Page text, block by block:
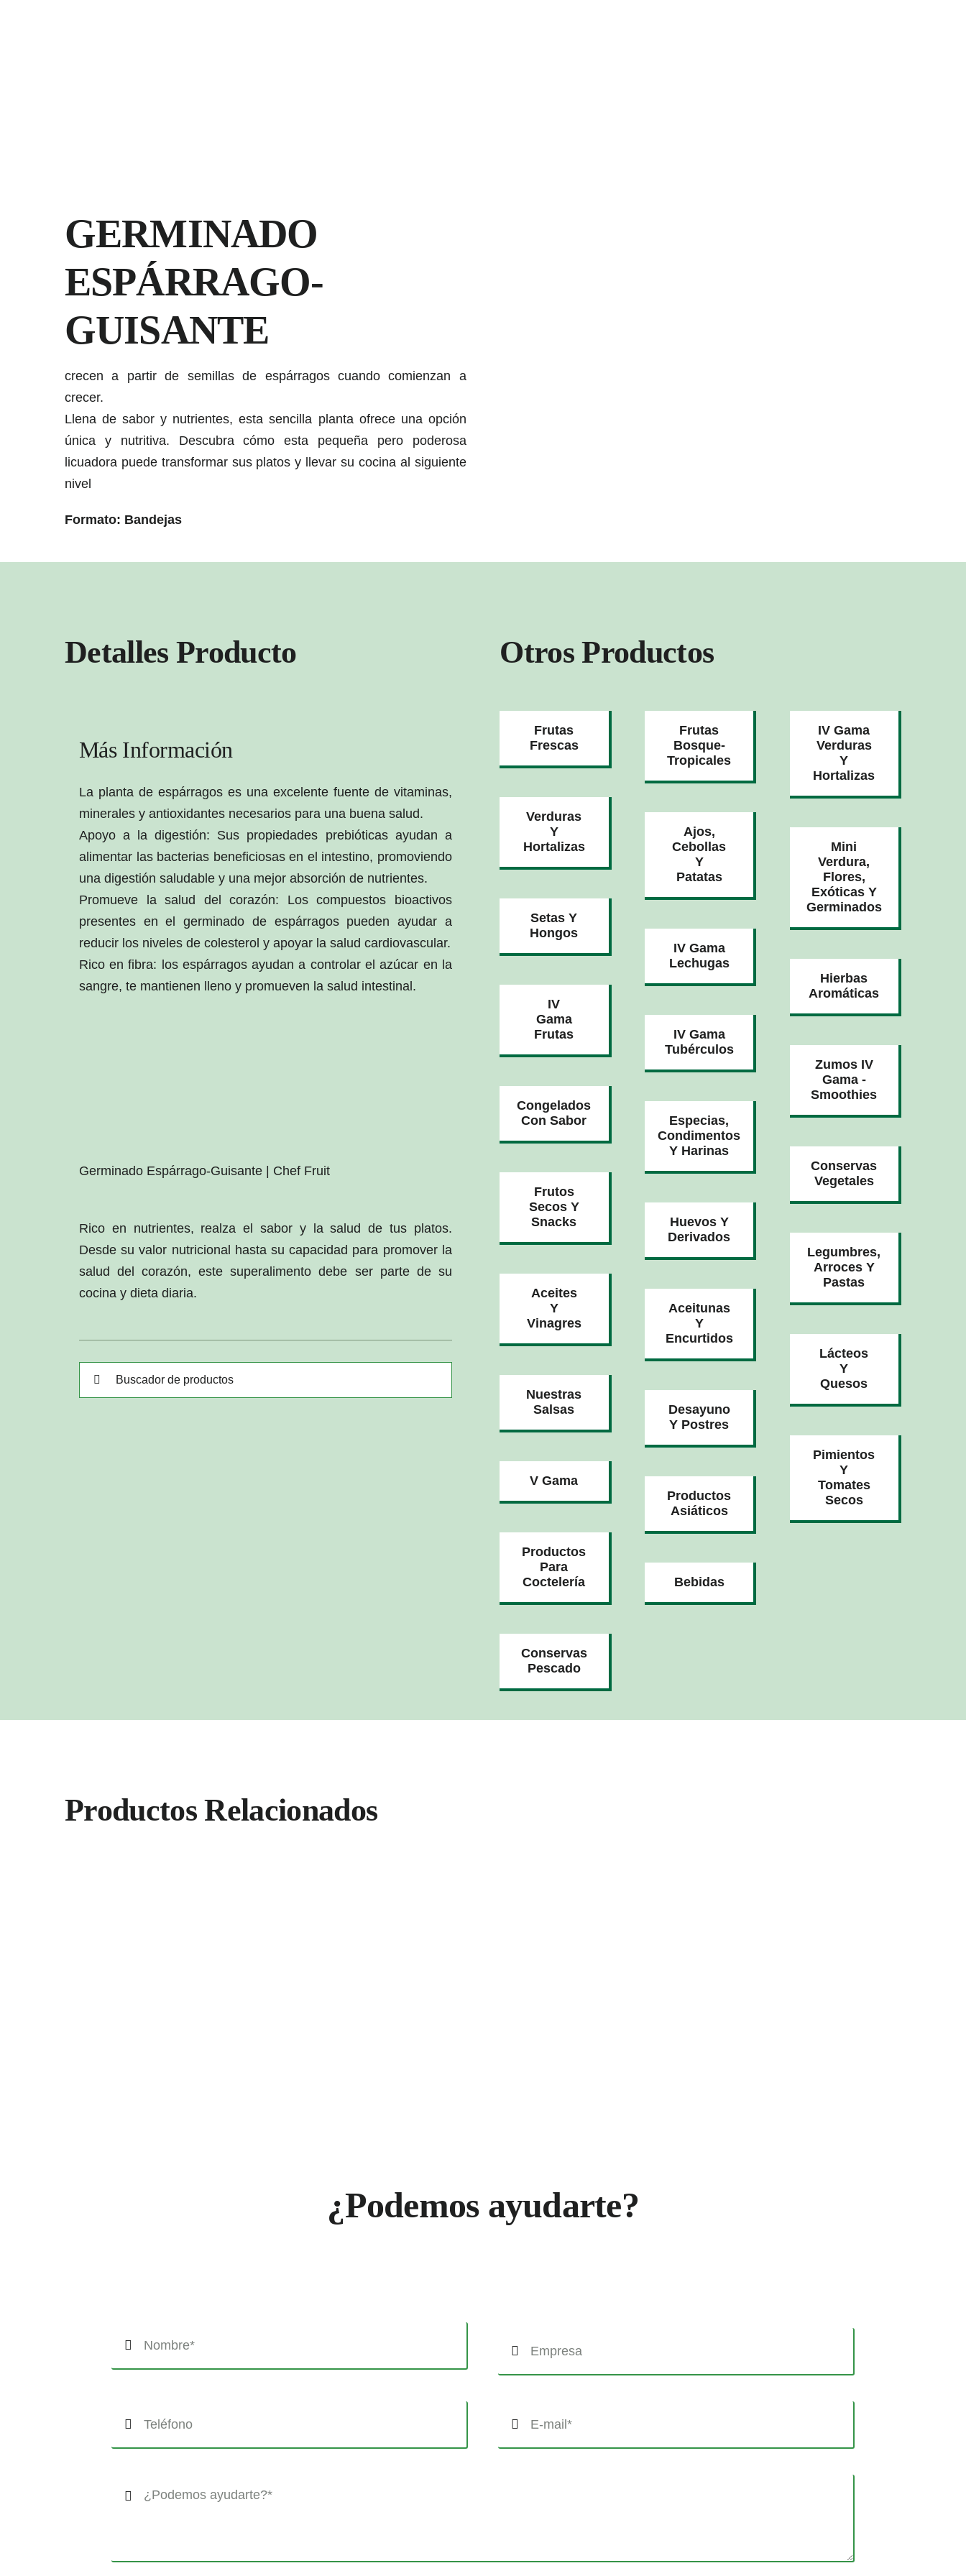
GERMINADO
ESPÁRRAGO-
GUISANTE
crecen a partir de semillas de espárragos cuando comienzan a
crecer.
Llena de sabor y nutrientes, esta sencilla planta ofrece una opción
única y nutritiva. Descubra cómo esta pequeña pero poderosa
licuadora puede transformar sus platos y llevar su cocina al siguiente
nivel
Formato: Bandejas
Detalles Producto Otros Productos
Más Información
La planta de espárragos es una excelente fuente de vitaminas,
minerales y antioxidantes necesarios para una buena salud.
Apoyo a la digestión: Sus propiedades prebióticas ayudan a
alimentar las bacterias beneficiosas en el intestino, promoviendo
una digestión saludable y una mejor absorción de nutrientes.
Promueve la salud del corazón: Los compuestos bioactivos
presentes en el germinado de espárragos pueden ayudar a
reducir los niveles de colesterol y apoyar la salud cardiovascular.
Rico en fibra: los espárragos ayudan a controlar el azúcar en la
sangre, te mantienen lleno y promueven la salud intestinal.
Germinado Espárrago-Guisante | Chef Fruit
Rico en nutrientes, realza el sabor y la salud de tus platos.
Desde su valor nutricional hasta su capacidad para promover la
salud del corazón, este superalimento debe ser parte de su
cocina y dieta diaria.
Buscar:
Frutas
Frescas
Verduras
Y
Hortalizas
Setas Y
Hongos
IV
Gama
Frutas
Congelados
Con Sabor
Frutos
Secos Y
Snacks
Aceites
Y
Vinagres
Nuestras
Salsas
V Gama
Productos
Para
Coctelería
Conservas
Pescado
Frutas
Bosque-
Tropicales
Ajos,
Cebollas
Y
Patatas
IV Gama
Lechugas
IV Gama
Tubérculos
Especias,
Condimentos
Y Harinas
Huevos Y
Derivados
Aceitunas
Y
Encurtidos
Desayuno
Y Postres
Productos
Asiáticos
Bebidas
IV Gama
Verduras
Y
Hortalizas
Mini
Verdura,
Flores,
Exóticas Y
Germinados
Hierbas
Aromáticas
Zumos IV
Gama -
Smoothies
Conservas
Vegetales
Legumbres,
Arroces Y
Pastas
Lácteos
Y
Quesos
Pimientos
Y
Tomates
Secos
Productos Relacionados
¿Podemos ayudarte?